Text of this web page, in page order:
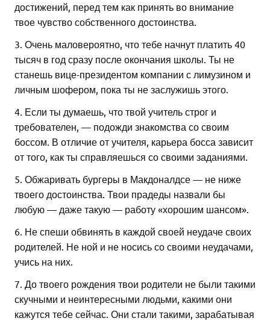
достижений, перед тем как принять во внимание
твое чувство собственного достоинства.
3. Очень маловероятно, что тебе начнут платить 40
тысяч в год сразу после окончания школы. Ты не
станешь вице-президентом компании с лимузином и
личным шофером, пока ты не заслужишь этого.
4. Если ты думаешь, что твой учитель строг и
требователен, — подожди знакомства со своим
боссом. В отличие от учителя, карьера босса зависит
от того, как ты справляешься со своими заданиями.
5. Обжаривать бургеры в Макдоналдсе — не ниже
твоего достоинства. Твои прадеды назвали бы
любую — даже такую — работу «хорошим шансом».
6. Не спеши обвинять в каждой своей неудаче своих
родителей. Не ной и не носись со своими неудачами,
учись на них.
7. До твоего рождения твои родители не были такими
скучными и неинтересными людьми, какими они
кажутся тебе сейчас. Они стали такими, зарабатывая